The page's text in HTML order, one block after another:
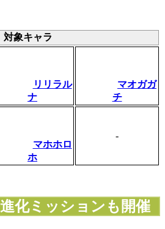
対象キャラ
リリラル
ナ
マオガガ
チ
マホホロ
ホ
-
化ミッションも開催